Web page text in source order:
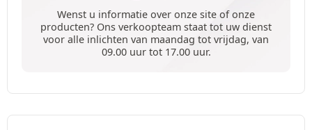
Wenst u informatie over onze site of onze
producten? Ons verkoopteam staat tot uw dienst
voor alle inlichten van maandag tot vrijdag, van
09.00 uur tot 17.00 uur.